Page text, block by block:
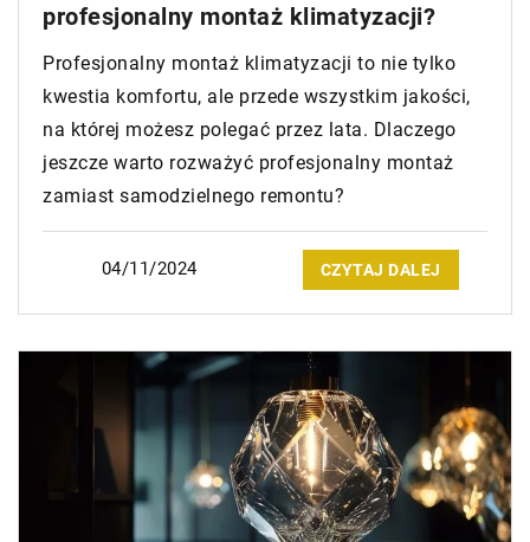
profesjonalny montaż klimatyzacji?
Profesjonalny montaż klimatyzacji to nie tylko
kwestia komfortu, ale przede wszystkim jakości,
na której możesz polegać przez lata. Dlaczego
jeszcze warto rozważyć profesjonalny montaż
zamiast samodzielnego remontu?
04/11/2024 CZYTAJ DALEJ